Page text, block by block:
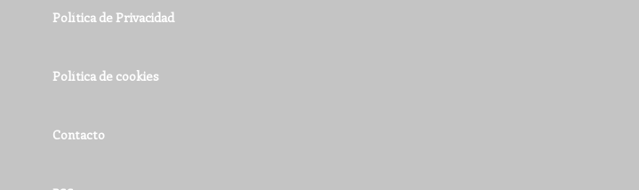
Política de Privacidad
Política de cookies
Contacto